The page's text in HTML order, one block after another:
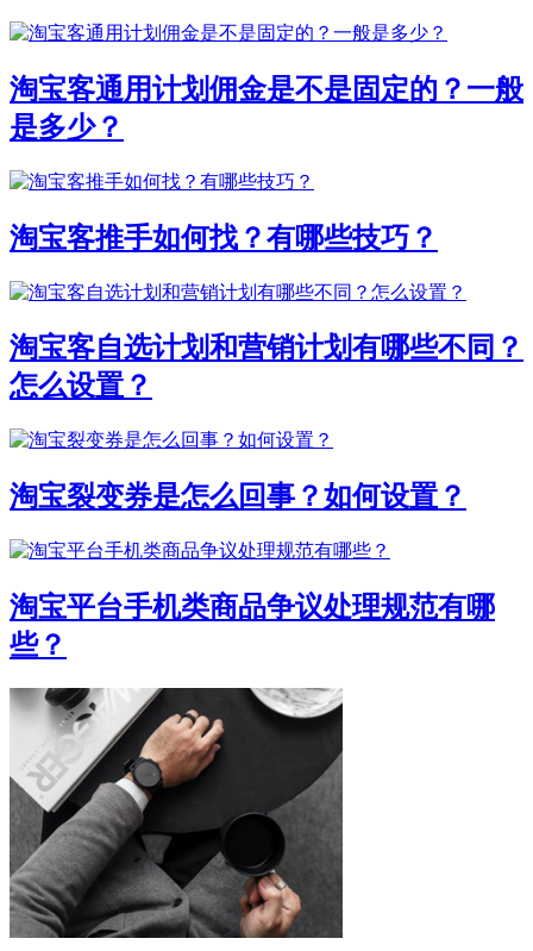
淘宝客通用计划佣金是不是固定的？一般
是多少？
淘宝客推手如何找？有哪些技巧？
淘宝客自选计划和营销计划有哪些不同？
怎么设置？
淘宝裂变券是怎么回事？如何设置？
淘宝平台手机类商品争议处理规范有哪
些？